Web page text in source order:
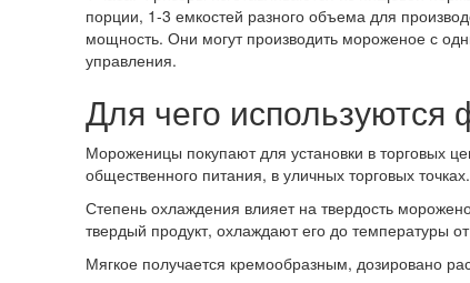
порции, 1-3 емкостей разного объема для
мощность. Они могут производить мороженое с
управления.
Для чего используются
Мороженицы покупают для установки в торговых
общественного питания, в уличных торговых точках.
Степень охлаждения влияет на твердость
твердый продукт, охлаждают его до температуры
Мягкое получается кремообразным, дозировано